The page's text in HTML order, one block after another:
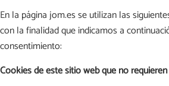
En la página jom.es se utilizan las
con la finalidad que indicamos a
consentimiento:
Cookies de este sitio web que no